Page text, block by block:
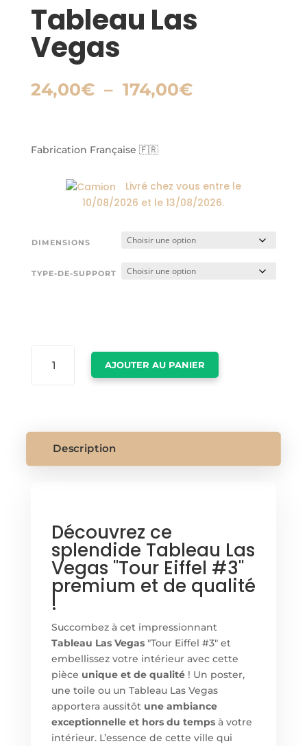
Tableau Las
Vegas
24,00€ – 174,00€Plage
Fabrication Française 🇫🇷
Livré chez vous entre le
10/08/2026 et le13/08/2026.
DIMENSIONS
TYPE-DE-SUPPORT
AJOUTER AU PANIER
Description
Découvrez ce
splendide Tableau Las
Vegas "Tour Eiffel #3"
premium et de qualité
!
Succombez à cet impressionnant
Tableau Las Vegas"Tour Eiffel #3" et
embellissez votre intérieur avec cette
pièce unique et de qualité! Un poster,
une toile ou un Tableau Las Vegas
apportera aussitôt une ambiance
exceptionnelle et hors du tempsà votre
intérieur. L’essence de cette ville qui